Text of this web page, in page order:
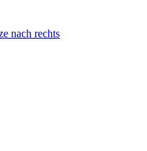
nach rechts